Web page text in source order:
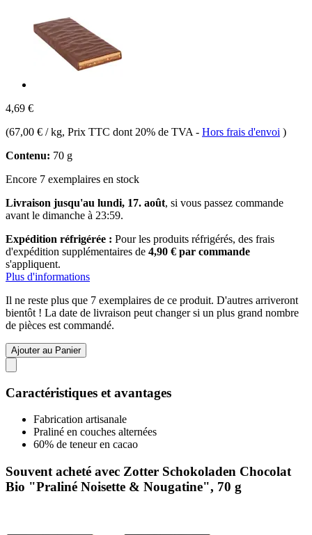
4,69 €
(67,00 € / kg, Prix TTC dont 20% de TVA - Hors frais d'envoi )
Contenu: 70 g
Encore 7 exemplaires en stock
Livraison jusqu'au lundi, 17. août, si vous passez commande
avant le dimanche à 23:59.
Expédition réfrigérée : Pour les produits réfrigérés, des frais
d'expédition supplémentaires de 4,90 € par commande
s'appliquent.
Plus d'informations
Il ne reste plus que 7 exemplaires de ce produit. D'autres arriveront
bientôt ! La date de livraison peut changer si un plus grand nombre
de pièces est commandé.
Ajouter au Panier
Caractéristiques et avantages
Fabrication artisanale
Praliné en couches alternées
60% de teneur en cacao
Souvent acheté avec Zotter Schokoladen Chocolat
Bio "Praliné Noisette & Nougatine", 70 g